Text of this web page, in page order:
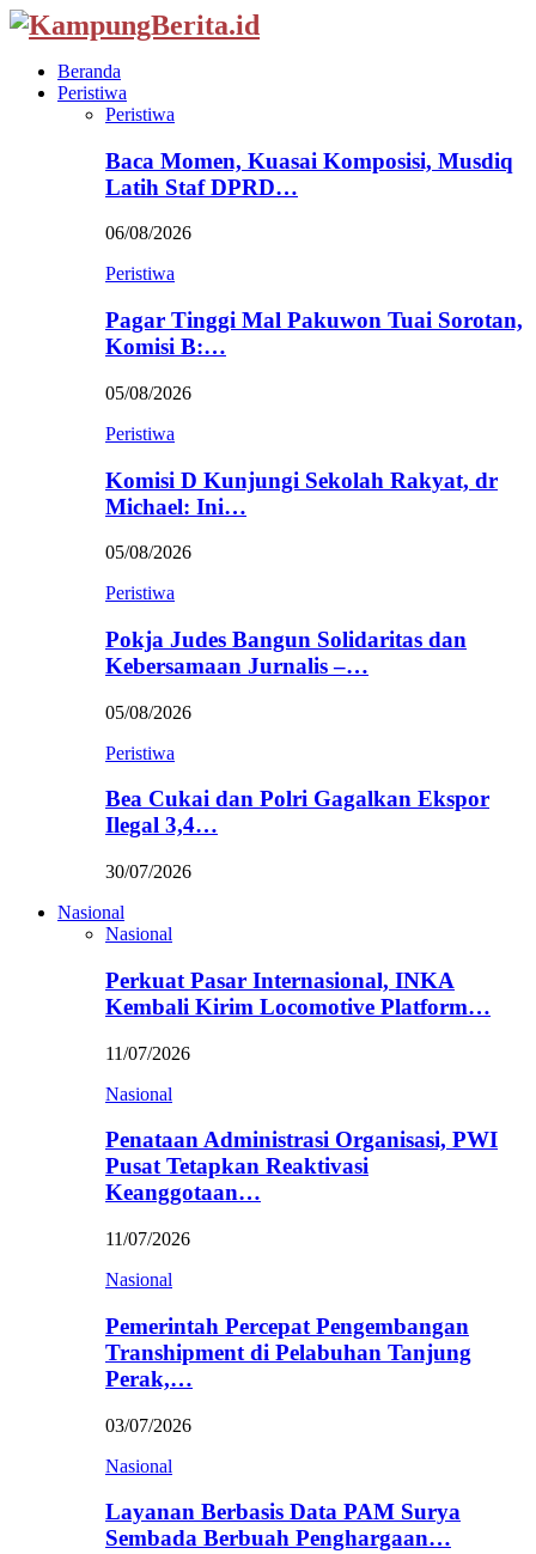
Beranda
Peristiwa
Peristiwa
Baca Momen, Kuasai Komposisi, Musdiq
Latih Staf DPRD…
06/08/2026
Peristiwa
Pagar Tinggi Mal Pakuwon Tuai Sorotan,
Komisi B:…
05/08/2026
Peristiwa
Komisi D Kunjungi Sekolah Rakyat, dr
Michael: Ini…
05/08/2026
Peristiwa
Pokja Judes Bangun Solidaritas dan
Kebersamaan Jurnalis –…
05/08/2026
Peristiwa
Bea Cukai dan Polri Gagalkan Ekspor
Ilegal 3,4…
30/07/2026
Nasional
Nasional
Perkuat Pasar Internasional, INKA
Kembali Kirim Locomotive Platform…
11/07/2026
Nasional
Penataan Administrasi Organisasi, PWI
Pusat Tetapkan Reaktivasi
Keanggotaan…
11/07/2026
Nasional
Pemerintah Percepat Pengembangan
Transhipment di Pelabuhan Tanjung
Perak,…
03/07/2026
Nasional
Layanan Berbasis Data PAM Surya
Sembada Berbuah Penghargaan…